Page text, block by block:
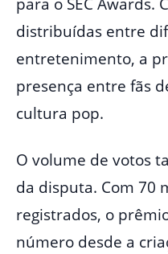
distribuídas entre
entretenimento, a
presença entre fãs
cultura pop.
O volume de votos
da disputa. Com 70
registrados, o
número desde a